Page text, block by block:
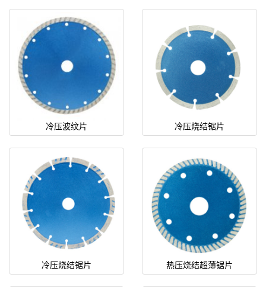
冷压波纹片 冷压烧结锯片
冷压烧结锯片 热压烧结超薄锯片